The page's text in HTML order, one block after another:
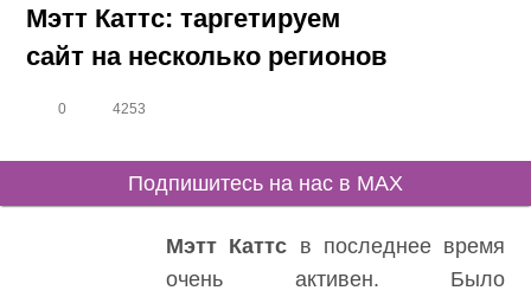
Мэтт Каттс: таргетируем сайт
на несколько регионов
0 4253
Подпишитесь на нас в MAX
Мэтт Каттсв последнее время
очень активен. Было